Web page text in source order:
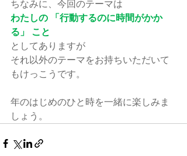
ちなみに、今回のテーマは
わたしの 「行動するのに時間がかか
る」 こと
としてありますが
それ以外のテーマをお持ちいただいて
もけっこうです。
年のはじめのひと時を一緒に楽しみま
しょう。